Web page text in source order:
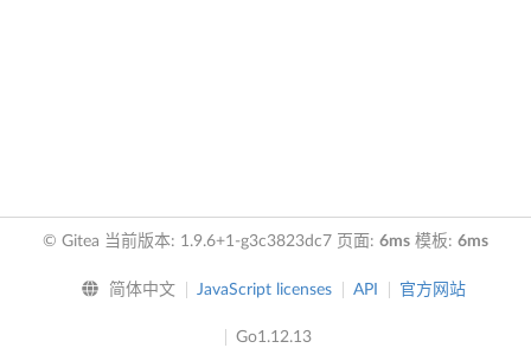
© Gitea 当前版本: 1.9.6+1-g3c3823dc7 页面: 6ms 模板: 6ms
简体中文 JavaScript licenses API 官方网站
Go1.12.13